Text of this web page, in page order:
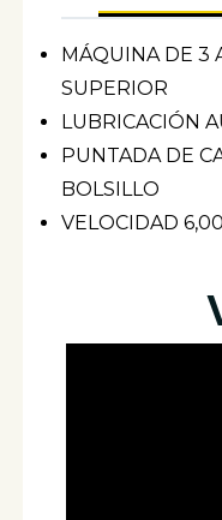
MÁQUINA DE 3
SUPERIOR
LUBRICACIÓN
PUNTADA DE
BOLSILLO
VELOCIDAD